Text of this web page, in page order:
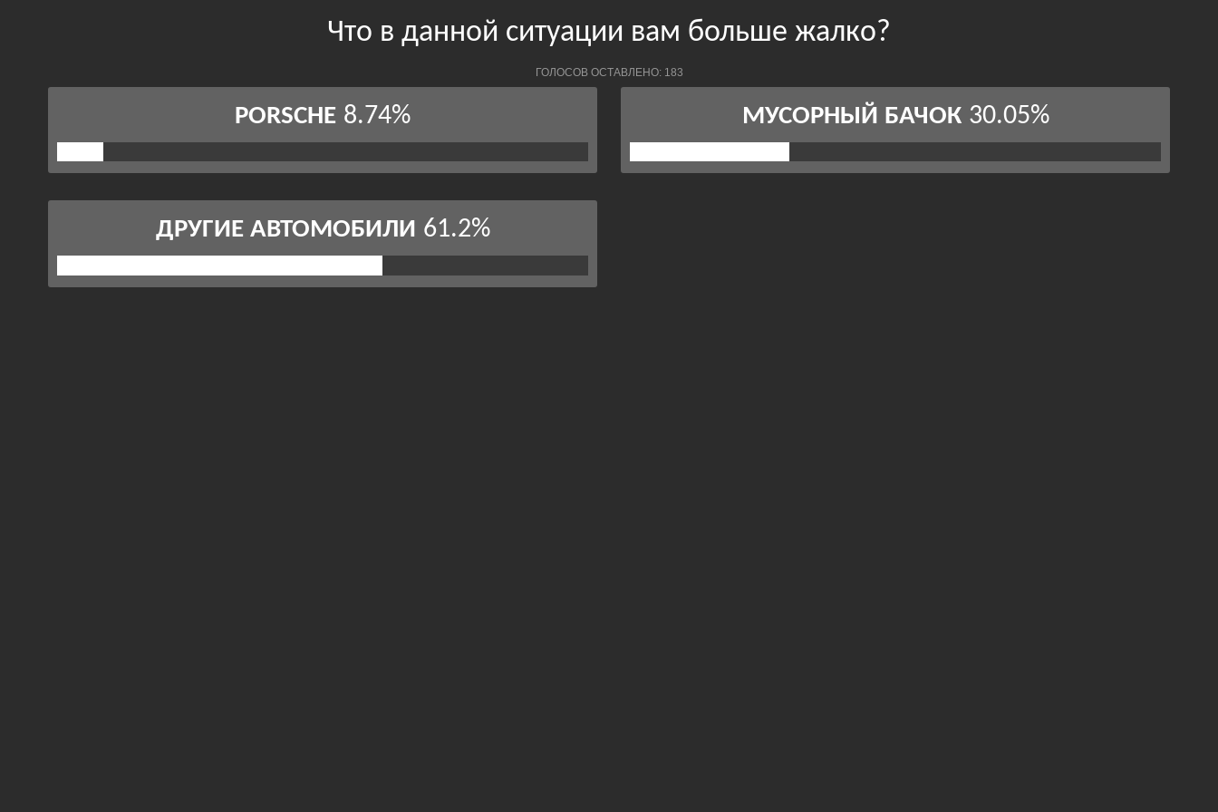
Что в данной ситуации вам больше жалко?
ГОЛОСОВ ОСТАВЛЕНО: 183
PORSCHE 8.74% МУСОРНЫЙ БАЧОК 30.05%
ДРУГИЕ АВТОМОБИЛИ 61.2%